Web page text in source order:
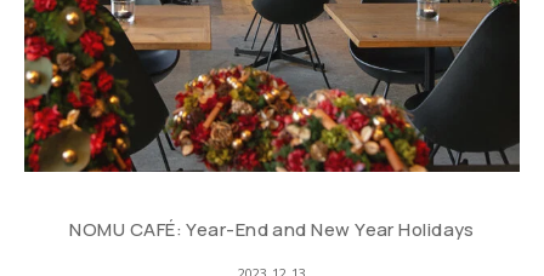
NOMU CAFÉ: Year-End and New Year Holidays